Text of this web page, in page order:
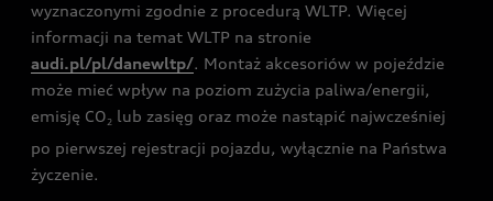
wyznaczonymi zgodnie z procedurą WLTP. Więcej
informacji na temat WLTP na stronie
audi.pl/pl/danewltp/. Montaż akcesoriów w pojeździe
może mieć wpływ na poziom zużycia paliwa/energii,
emisję CO 2 lub zasięg oraz może nastąpić najwcześniej
po pierwszej rejestracji pojazdu, wyłącznie na Państwa
życzenie.